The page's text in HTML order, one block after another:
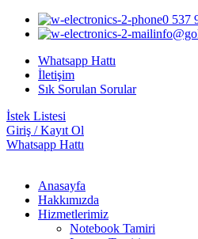
0 537
Whatsapp Hattı
İletişim
Sık Sorulan Sorular
İstek Listesi
Giriş / Kayıt Ol
Whatsapp Hattı
Anasayfa
Hakkımızda
Hizmetlerimiz
Notebook Tamiri